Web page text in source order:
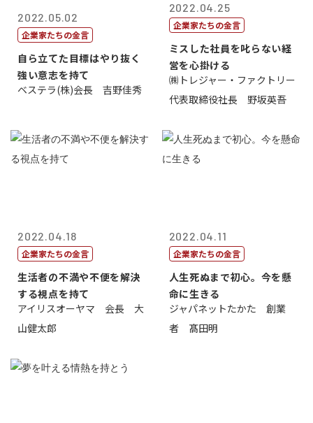
2022.05.02
企業家たちの金言
自ら立てた目標はやり抜く
強い意志を持て
ベステラ(株)会長 吉野佳秀
2022.04.25
企業家たちの金言
ミスした社員を叱らない経
営を心掛ける
㈱トレジャー・ファクトリー
代表取締役社長 野坂英吾
2022.04.18
企業家たちの金言
生活者の不満や不便を解決
する視点を持て
アイリスオーヤマ 会長 大
山健太郎
2022.04.11
企業家たちの金言
人生死ぬまで初心。今を懸
命に生きる
ジャパネットたかた 創業
者 髙田明